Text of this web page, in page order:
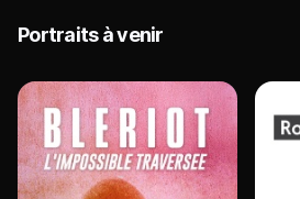
Portraits à venir